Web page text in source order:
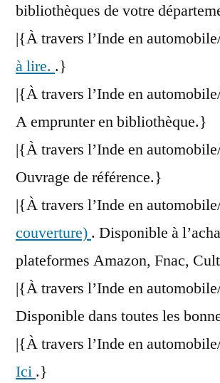
bibliothèques de votre
|{À travers l’Inde en
à lire. .}
|{À travers l’Inde en
A emprunter en bibliothèque.}
|{À travers l’Inde en
Ouvrage de référence.}
|{À travers l’Inde en
couverture) . Disponible à
plateformes Amazon, Fnac,
|{À travers l’Inde en
Disponible dans toutes les
|{À travers l’Inde en
Ici .}